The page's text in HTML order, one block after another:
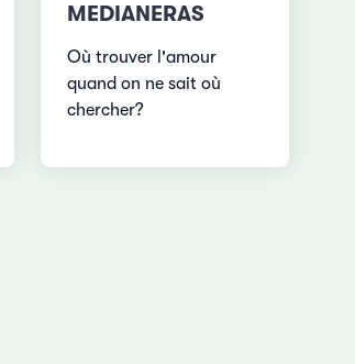
MEDIANERAS
Où trouver l'amour
quand on ne sait où
chercher?